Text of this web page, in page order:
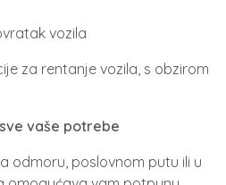
vozila
za rentanje vozila, s obzirom
vaše potrebe
odmoru, poslovnom putu ili u